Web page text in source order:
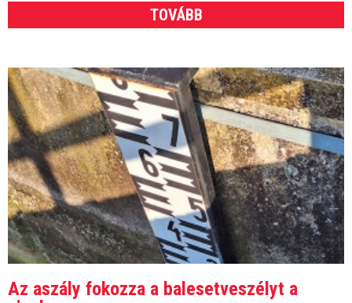
TOVÁBB
Az aszály fokozza a balesetveszélyt a